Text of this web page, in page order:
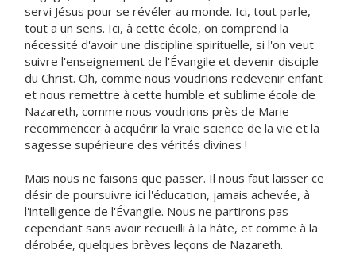
servi Jésus pour se révéler au monde. Ici, tout parle,
tout a un sens. Ici, à cette école, on comprend la
nécessité d'avoir une discipline spirituelle, si l'on veut
suivre l'enseignement de l'Évangile et devenir disciple
du Christ. Oh, comme nous voudrions redevenir enfant
et nous remettre à cette humble et sublime école de
Nazareth, comme nous voudrions près de Marie
recommencer à acquérir la vraie science de la vie et la
sagesse supérieure des vérités divines !
Mais nous ne faisons que passer. Il nous faut laisser ce
désir de poursuivre ici l'éducation, jamais achevée, à
l'intelligence de l'Évangile. Nous ne partirons pas
cependant sans avoir recueilli à la hâte, et comme à la
dérobée, quelques brèves leçons de Nazareth.